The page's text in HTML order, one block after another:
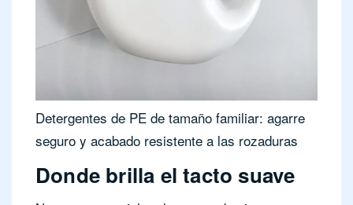
Detergentes de PE de tamaño familiar: agarre
seguro y acabado resistente a las rozaduras
Donde brilla el tacto suave